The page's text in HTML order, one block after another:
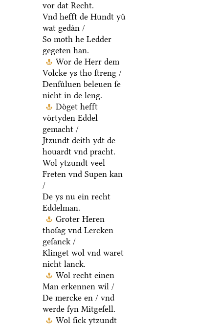
vor dat Recht.
Vnd hefft de Hundt yuͤ
wat gedaͤn /
So moth he Ledder
gegeten han.
Wor de Herr dem
Volcke ys tho ſtreng /
Denſuͤluen beleuen ſe
nicht in de leng.
Doͤget hefft
voͤrtyden Eddel
gemacht /
Jtzundt deith ydt de
houardt vnd pracht.
Wol ytzundt veel
Freten vnd Supen kan
/
De ys nu ein recht
Eddelman.
Groter Heren
thoſag vnd Lercken
geſanck /
Klinget wol vnd waret
nicht lanck.
Wol recht einen
Man erkennen wil /
De mercke en / vnd
werde ſyn Mitgeſell.
Wol ſick ytzundt